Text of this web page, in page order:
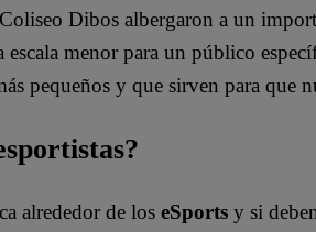
Dibos albergaron a un
escala menor para un público
pequeños y que sirven para que
alrededor de los eSports y si